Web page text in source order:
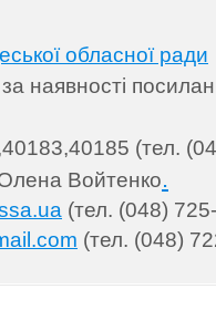
обласної ради
за наявності
(тел.
Войтенко.
(тел. (048)
(тел. (048)